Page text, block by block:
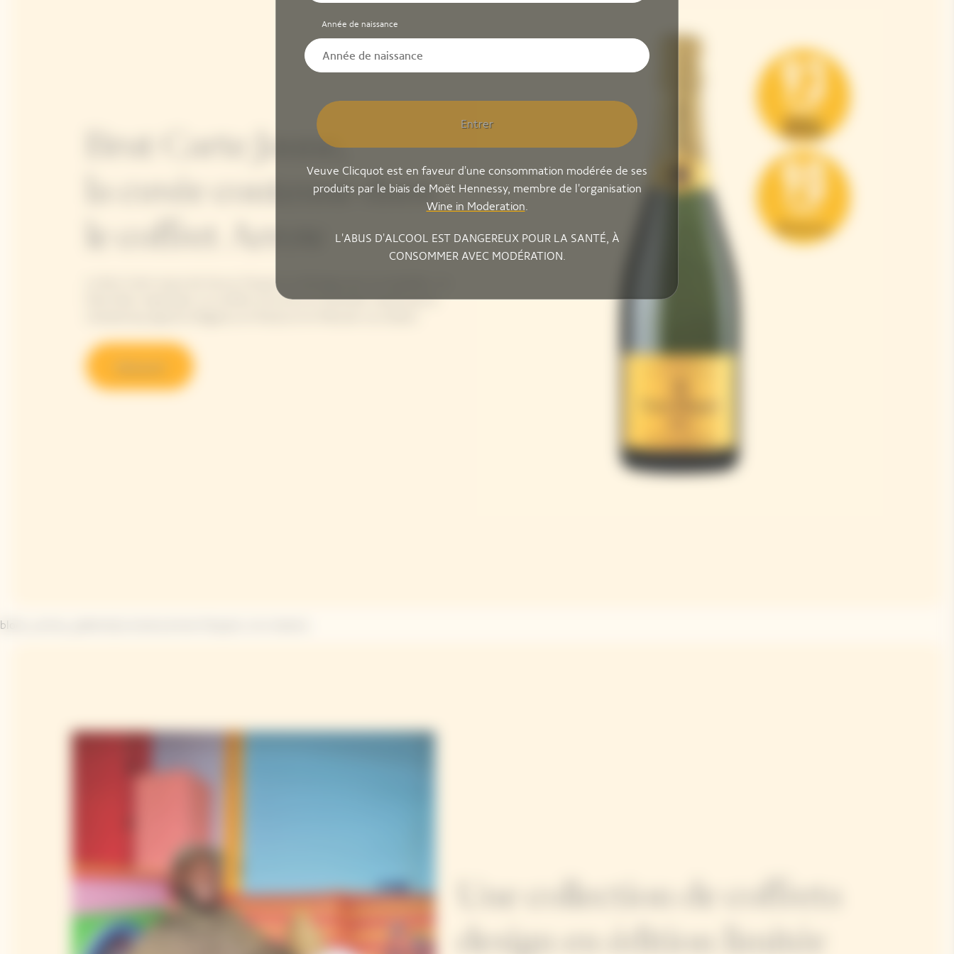
Année de naissance
Entrer
Veuve Clicquot est en faveur d'une consommation modérée de ses
produits par le biais de Moët Hennessy, membre de l'organisation
Wine in Moderation.
L'ABUS D'ALCOOL EST DANGEREUX POUR LA SANTÉ, À
CONSOMMER AVEC MODÉRATION.
Brut Carte Jaune,
la cuvée contenue dans
Le Brut Carte Jaune de Veuve Clicquot se distingue par son équilibre : le
Pinot Noir, majoritaire, lui confère structure et intensité, tandis que le
block_arrow_pattern|La iconica arrow Clicquot, a tu manera
Une collection de coffrets
design en édition limitée